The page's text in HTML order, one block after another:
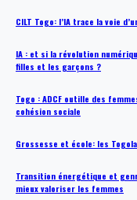
CILT Togo: l’IA trace la voie
IA : et si la révolution
filles et les garçons ?
Togo : ADCF outille des
cohésion sociale
Grossesse et école: les
Transition énergétique et
mieux valoriser les femmes